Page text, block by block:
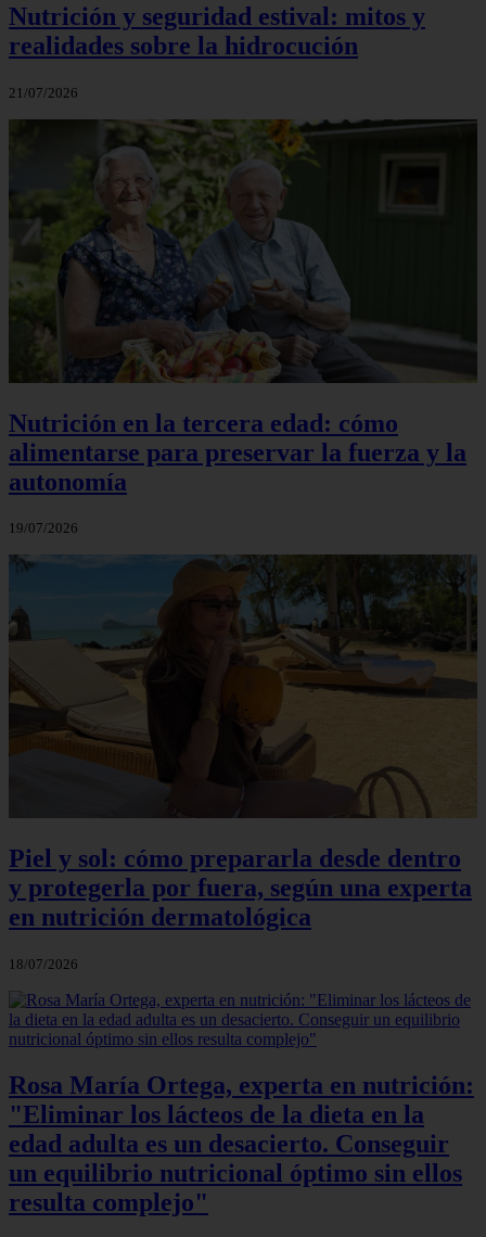
Nutrición y seguridad estival: mitos y
realidades sobre la hidrocución
21/07/2026
Nutrición en la tercera edad: cómo
alimentarse para preservar la fuerza y la
autonomía
19/07/2026
Piel y sol: cómo prepararla desde dentro
y protegerla por fuera, según una experta
en nutrición dermatológica
18/07/2026
Rosa María Ortega, experta en nutrición:
"Eliminar los lácteos de la dieta en la
edad adulta es un desacierto. Conseguir
un equilibrio nutricional óptimo sin ellos
resulta complejo"